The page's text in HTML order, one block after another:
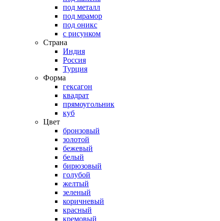
под металл
под мрамор
под оникс
с рисунком
Страна
Индия
Россия
Турция
Форма
гексагон
квадрат
прямоугольник
куб
Цвет
бронзовый
золотой
бежевый
белый
бирюзовый
голубой
желтый
зеленый
коричневый
красный
кремовый